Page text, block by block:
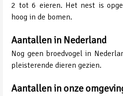
2 tot 6 eieren. Het nest is
hoog in de bomen.
Aantallen in Nederland
Nog geen broedvogel in
pleisterende dieren gezien.
Aantallen in onze